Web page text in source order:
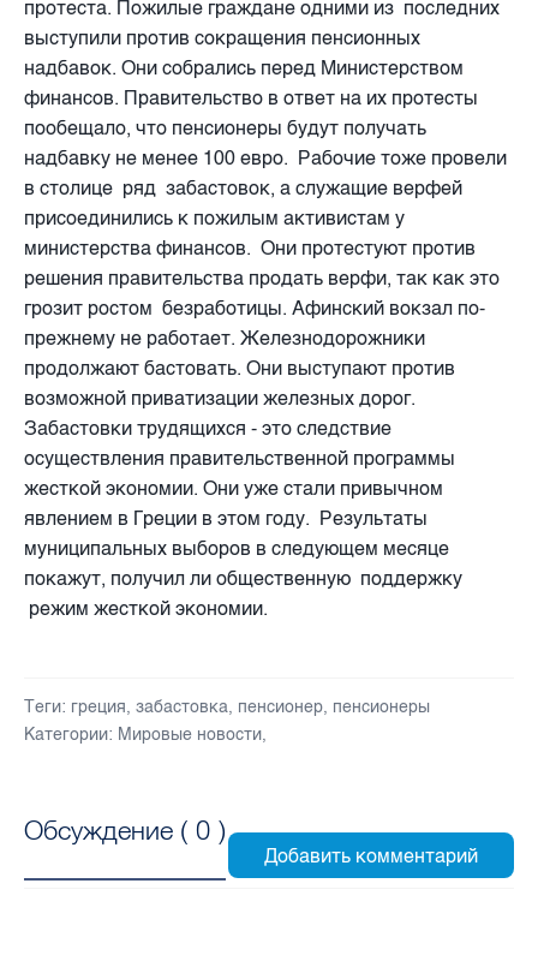
протеста. Пожилые граждане одними из последних
выступили против сокращения пенсионных
надбавок. Они собрались перед Министерством
финансов. Правительство в ответ на их протесты
пообещало, что пенсионеры будут получать
надбавку не менее 100 евро. Рабочие тоже провели
в столице ряд забастовок, а служащие верфей
присоединились к пожилым активистам у
министерства финансов. Они протестуют против
решения правительства продать верфи, так как это
грозит ростом безработицы. Афинский вокзал по-
прежнему не работает. Железнодорожники
продолжают бастовать. Они выступают против
возможной приватизации железных дорог.
Забастовки трудящихся - это следствие
осуществления правительственной программы
жесткой экономии. Они уже стали привычном
явлением в Греции в этом году. Результаты
муниципальных выборов в следующем месяце
покажут, получил ли общественную поддержку
режим жесткой экономии.
Теги: греция, забастовка, пенсионер, пенсионеры
Категории: Мировые новости,
Обсуждение ( 0 )